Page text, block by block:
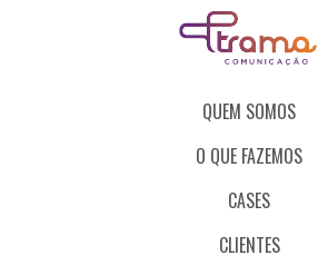
QUEM SOMOS
O QUE FAZEMOS
CASES
CLIENTES